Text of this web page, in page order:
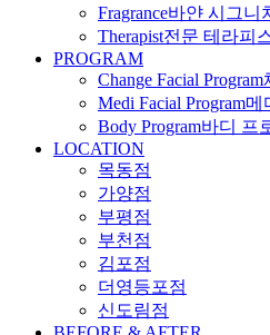
Fragrance바얀 시그니
Therapist전문 테라피
PROGRAM
Change Facial Program
Medi Facial Program메
Body Program바디 프
LOCATION
목동점
가양점
부평점
부천점
김포점
더영등포점
신도림점